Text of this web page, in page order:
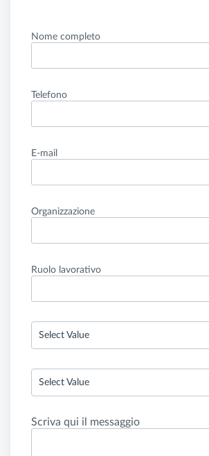
Nome completo
Telefono
E-mail
Organizzazione
Ruolo lavorativo
Select Value
Select Value
Scriva qui il messaggio